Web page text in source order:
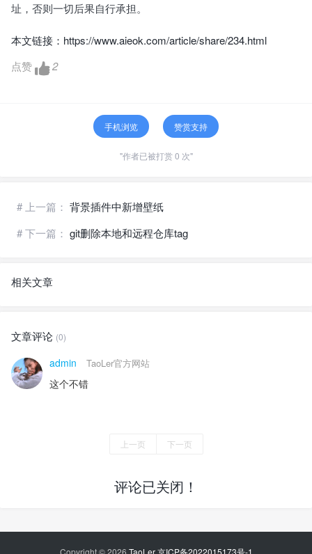
址，否则一切后果自行承担。
本文链接： https://www.aieok.com/article/share/234.html
点赞
2
手机浏览 赞赏支持
"作者已被打赏 0 次"
# 上一篇： 背景插件中新增壁纸
# 下一篇： git删除本地和远程仓库tag
相关文章
文章评论 (0)
admin TaoLer官方网站
这个不错
上一页 下一页
评论已关闭！
Copyright © 2026 TaoLer 京ICP备2022015173号-1